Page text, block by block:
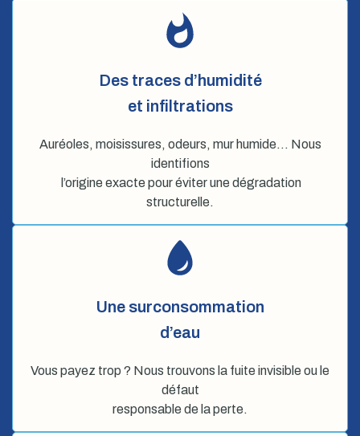
Des traces d’humidité
et infiltrations
Auréoles, moisissures, odeurs, mur humide… Nous
identifions
l’origine exacte pour éviter une dégradation
structurelle.
Une surconsommation
d’eau
Vous payez trop ? Nous trouvons la fuite invisible ou le
défaut
responsable de la perte.